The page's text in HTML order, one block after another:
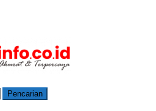
Pencarian